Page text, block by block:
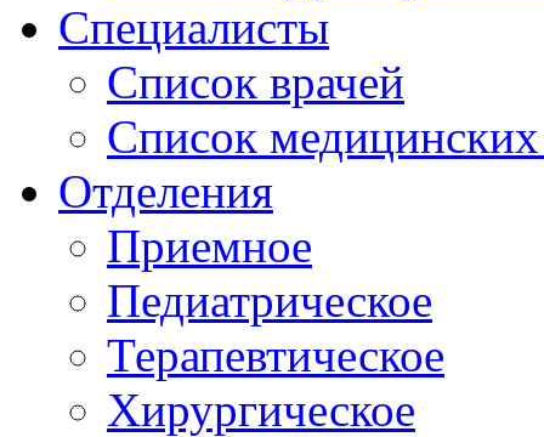
Специалисты
Список врачей
Список медицинских
Отделения
Приемное
Педиатрическое
Терапевтическое
Хирургическое